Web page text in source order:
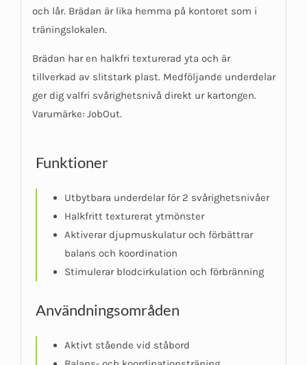
och lår. Brädan är lika hemma på kontoret som i
träningslokalen.
Brädan har en halkfri texturerad yta och är
tillverkad av slitstark plast. Medföljande underdelar
ger dig valfri svårighetsnivå direkt ur kartongen.
Varumärke: JobOut.
Funktioner
Utbytbara underdelar för 2 svårighetsnivåer
Halkfritt texturerat ytmönster
Aktiverar djupmuskulatur och förbättrar
balans och koordination
Stimulerar blodcirkulation och förbränning
Användningsområden
Aktivt stående vid ståbord